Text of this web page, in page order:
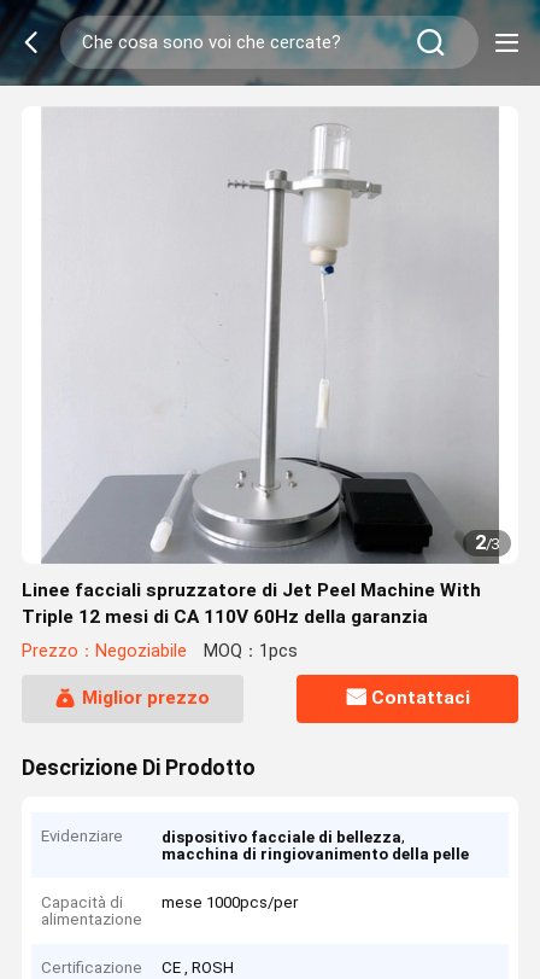
2/3
Linee facciali spruzzatore di Jet Peel Machine With
Triple 12 mesi di CA 110V 60Hz della garanzia
Prezzo：Negoziabile MOQ：1pcs
Miglior prezzo Contattaci
Descrizione Di Prodotto
Evidenziare dispositivo facciale di bellezza,
macchina di ringiovanimento della pelle
Capacità di
alimentazione
mese 1000pcs/per
Certificazione CE , ROSH